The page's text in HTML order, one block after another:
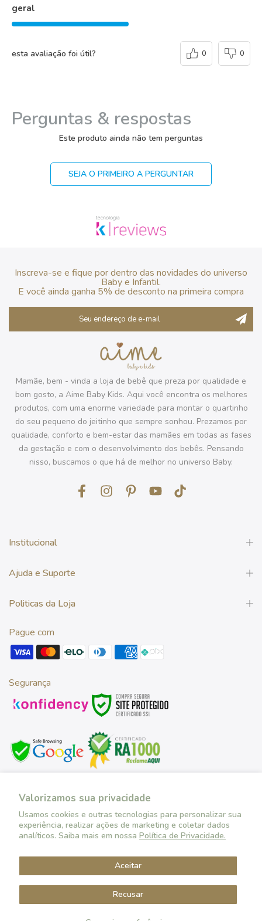
Valorizamos sua privacidade
Usamos cookies e outras tecnologias para personalizar sua
experiência, realizar ações de marketing e coletar dados
analíticos. Saiba mais em nossa Política de Privacidade.
Aceitar
Recusar
geral
esta avaliação foi útil? 0 0
Perguntas & respostas
Este produto ainda não tem perguntas
SEJA O PRIMEIRO A PERGUNTAR
Inscreva-se e fique por dentro das novidades do universo
Baby e Infantil.
E você ainda ganha 5% de desconto na primeira compra
Mamãe, bem - vinda a loja de bebê que preza por qualidade e
bom gosto, a Aime Baby Kids. Aqui você encontra os melhores
produtos, com uma enorme variedade para montar o quartinho
do seu pequeno do jeitinho que sempre sonhou. Prezamos por
qualidade, conforto e bem-estar das mamães em todas as fases
da gestação e com o desenvolvimento dos bebês. Pensando
nisso, buscamos o que há de melhor no universo Baby.
Institucional
Ajuda e Suporte
Politicas da Loja
Pague com
Segurança
Desenvolvido por
Copyright © 2026 SRBB Industria e Comércio CNPJ:
Industrial - Borborema - SP CEP: 14957-160 Todos os direitos
reservados.